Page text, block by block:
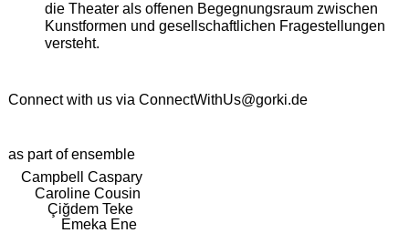
die Theater als offenen Begegnungsraum zwischen
Kunstformen und gesellschaftlichen Fragestellungen
versteht.
Connect with us via ConnectWithUs@gorki.de
as part of ensemble
Campbell Caspary
Caroline Cousin
Çiğdem Teke
Emeka Ene